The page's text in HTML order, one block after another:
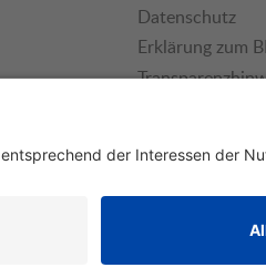
Datenschutz
Erklärung zum
RÜCKVERSAND